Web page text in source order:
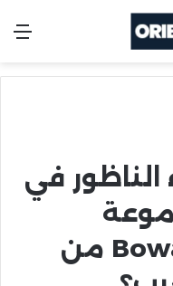
في
الصينية Boway Alloy من